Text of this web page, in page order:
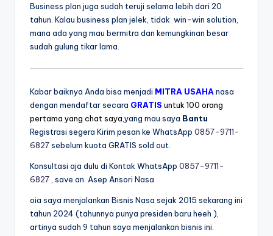
Business plan juga sudah teruji selama lebih dari 20
tahun. Kalau business plan jelek, tidak win-win solution,
mana ada yang mau bermitra dan kemungkinan besar
sudah gulung tikar lama.
Kabar baiknya Anda bisa menjadi MITRA USAHA nasa
dengan mendaftar secara GRATIS untuk 100 orang
pertama yang chat saya ,yang mau saya Bantu
Registrasi segera Kirim pesan ke WhatsApp 0857-9711-
6827sebelum kuota GRATIS sold out.
Konsultasi aja dulu di Kontak WhatsApp 0857-9711-
6827 , save an. Asep Ansori Nasa
oia saya menjalankan Bisnis Nasa sejak 2015 sekarang ini
tahun 2024 (tahunnya punya presiden baru heeh ),
artinya sudah 9 tahun saya menjalankan bisnis ini.